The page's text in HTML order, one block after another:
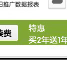
污水特征、
遵循环保